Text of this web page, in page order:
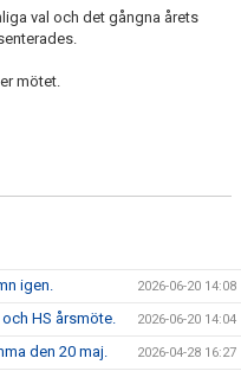
val och det gångna årets
mötet.
igen. 2026-06-20 14:08
HS årsmöte. 2026-06-20 14:04
den 20 maj. 2026-04-28 16:27